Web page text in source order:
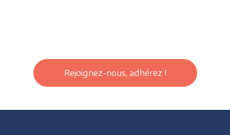
Rejoignez-nous, adhérez !